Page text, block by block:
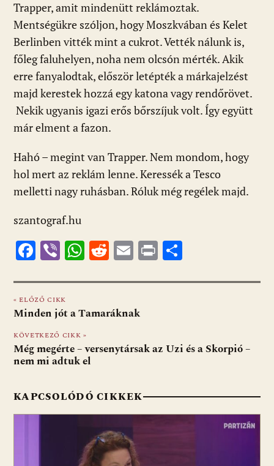
Trapper, amit mindenütt reklámoztak.
Mentségükre szóljon, hogy Moszkvában és Kelet
Berlinben vitték mint a cukrot. Vették nálunk is,
főleg faluhelyen, noha nem olcsón mérték. Akik
erre fanyalodtak, először letépték a márkajelzést
majd kerestek hozzá egy katona vagy rendőrövet.
Nekik ugyanis igazi erős bőrszíjuk volt. Így együtt
már elment a fazon.
Hahó – megint van Trapper. Nem mondom, hogy
hol mert az reklám lenne. Keressék a Tesco
melletti nagy ruhásban. Róluk még regélek majd.
szantograf.hu
F
e
b
o
o
k
Vi
er
W
at
s
A
p
p
R
d
di
E
ai
l
Pr
t za
g
« ELŐZŐ CIKK
Minden jót a Tamaráknak
KÖVETKEZŐ CIKK »
Még megérte – versenytársak az Uzi és a Skorpió –
nem mi adtuk el
KAPCSOLÓDÓ CIKKEK